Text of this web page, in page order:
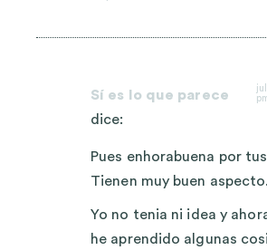
Sí es lo que parece
dice:
Pues enhorabuena por
Tienen muy buen aspecto.
Yo no tenia ni idea y
he aprendido algunas